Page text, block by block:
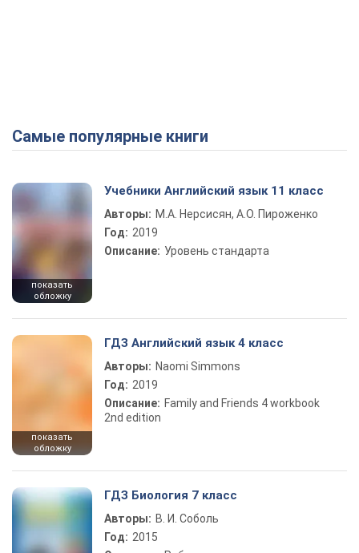
Самые популярные книги
показать
обложку
Учебники Английский язык 11 класс
Авторы: М.А. Нерсисян, А.О. Пироженко
Год: 2019
Описание: Уровень стандарта
показать
обложку
ГДЗ Английский язык 4 класс
Авторы: Naomi Simmons
Год: 2019
Описание: Family and Friends 4 workbook
2nd edition
ГДЗ Биология 7 класс
Авторы: В. И. Соболь
Год: 2015